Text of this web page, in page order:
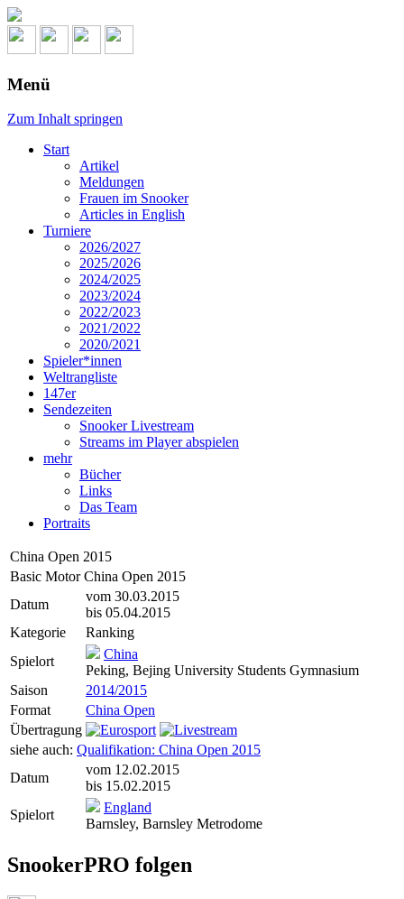
Menü
Zum Inhalt springen
Start
Artikel
Meldungen
Frauen im Snooker
Articles in English
Turniere
2026/2027
2025/2026
2024/2025
2023/2024
2022/2023
2021/2022
2020/2021
Spieler*innen
Weltrangliste
147er
Sendezeiten
Snooker Livestream
Streams im Player abspielen
mehr
Bücher
Links
Das Team
Portraits
China Open 2015
Basic Motor China Open 2015
Datum
vom 30.03.2015
bis 05.04.2015
Kategorie
Ranking
Spielort
China
Peking, Bejing University Students Gymnasium
Saison
2014/2015
Format
China Open
Übertragung
siehe auch: Qualifikation: China Open 2015
Datum
vom 12.02.2015
bis 15.02.2015
Spielort
England
Barnsley, Barnsley Metrodome
SnookerPRO folgen